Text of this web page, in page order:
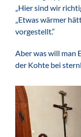
„Hier sind wir
„Etwas wärmer
vorgestellt.“
Aber was will man
der Kohte bei